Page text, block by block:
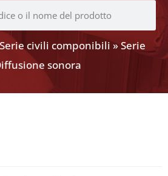
Serie civili componibili»Serie
sonora